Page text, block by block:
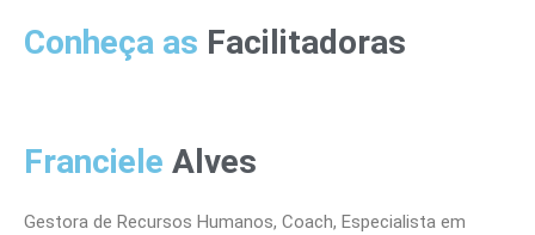
Conheça as Facilitadoras
Franciele Alves
Gestora de Recursos Humanos, Coach, Especialista em